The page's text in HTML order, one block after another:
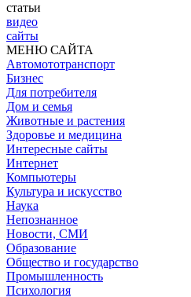
статьи
видео
сайты
МЕНЮ САЙТА
Автомототранспорт
Бизнес
Для потребителя
Дом и семья
Животные и растения
Здоровье и медицина
Интересные сайты
Интернет
Компьютеры
Культура и искусство
Наука
Непознанное
Новости, СМИ
Образование
Общество и государство
Промышленность
Психология